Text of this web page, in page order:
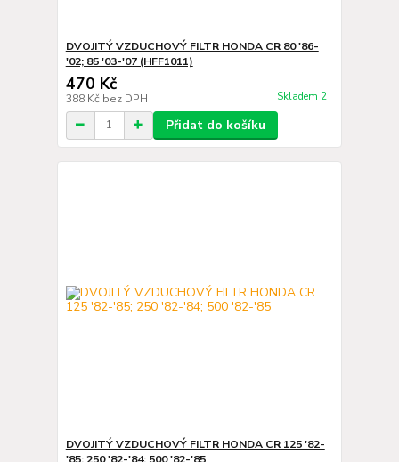
DVOJITÝ VZDUCHOVÝ FILTR HONDA CR 80 '86-
'02; 85 '03-'07 (HFF1011)
470 Kč
388 Kč bez DPH Skladem 2
Přidat do košíku
DVOJITÝ VZDUCHOVÝ FILTR HONDA CR 125 '82-